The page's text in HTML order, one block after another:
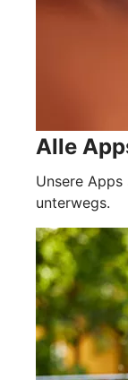
Alle
Unsere
unterwegs.